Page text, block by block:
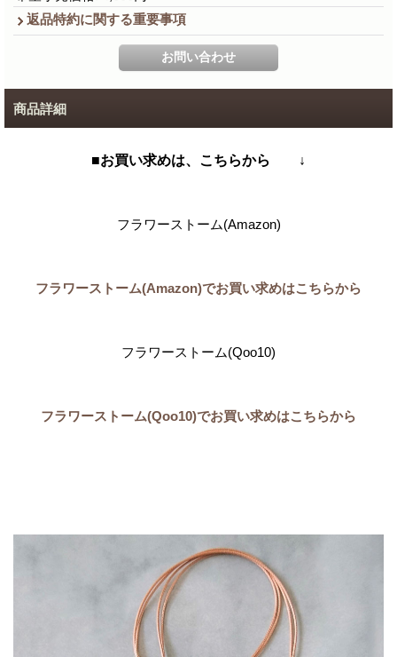
返品特約に関する重要事項
商品詳細
■お買い求めは、こちらから ↓
フラワーストーム(Amazon)
フラワーストーム(Amazon)でお買い求めはこちらから
フラワーストーム(Qoo10)
フラワーストーム(Qoo10)でお買い求めはこちらから